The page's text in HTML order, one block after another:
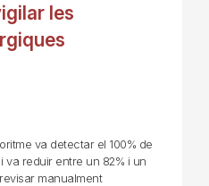
les
va detectar el 100% de
va reduir entre un 82% i un
manualment